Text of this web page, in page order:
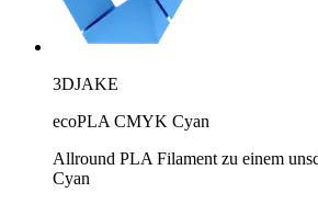
3DJAKE
ecoPLA CMYK Cyan
Allround PLA Filament zu einem
Cyan